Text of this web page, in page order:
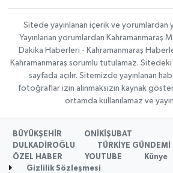
Sitede yayınlanan içerik ve yorumlardan
Yayınlanan yorumlardan Kahramanmaraş
Dakika Haberleri - Kahramanmaraş
Kahramanmaraş sorumlu tutulamaz.
sayfada açılır. Sitemizde yayınlanan
fotoğraflar izin alınmaksızın kaynak
ortamda kullanılamaz ve
BÜYÜKŞEHİR
ONİKİŞUBAT
DULKADİROĞLU
TÜRKİYE GÜNDEMİ
ÖZEL HABER
YOUTUBE
Künye
Gizlilik Sözleşmesi